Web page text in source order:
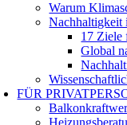
Warum
17 Ziele
Global
FÜR